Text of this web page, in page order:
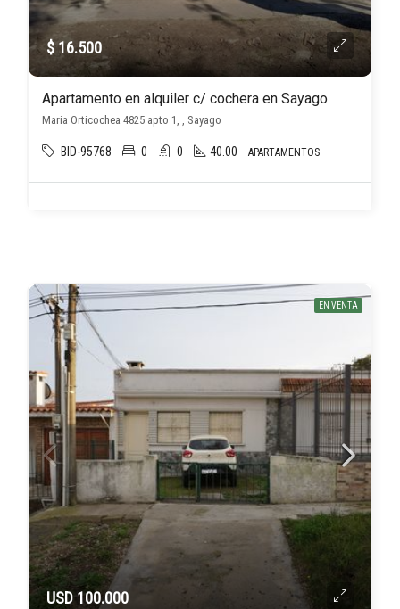
$ 16.500
Apartamento en alquiler c/ cochera en Sayago
Maria Orticochea 4825 apto 1, , Sayago
BID-95768 0 0 40.00 APARTAMENTOS
EN VENTA
USD 100.000